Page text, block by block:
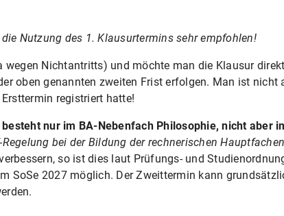
Nutzung des 1. Klausurtermins sehr empfohlen!
wegen Nichtantritts) und möchte man die Klausur
oben genannten zweiten Frist erfolgen. Man ist
registriert hatte!
nur im BA-Nebenfach Philosophie, nicht aber
bei der Bildung der rechnerischen
so ist dies laut Prüfungs- und
SoSe 2027 möglich. Der Zweittermin kann